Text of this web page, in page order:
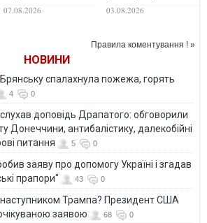
Сербії
07.08.2026
води у Дунаї
03.08.2026
Правила коментування ! »
НОВИНИ
спалахнула пожежа, горять
4 0
доповідь Драпатого: обговорили
Донеччини, антибалістику, далекобійні
питання
5 0
заяву про допомогу Україні і згадав
прапори"
43 0
Трампа? Президент США
заявою
68 0